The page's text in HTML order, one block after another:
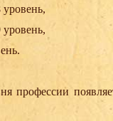
уровень,
профессии